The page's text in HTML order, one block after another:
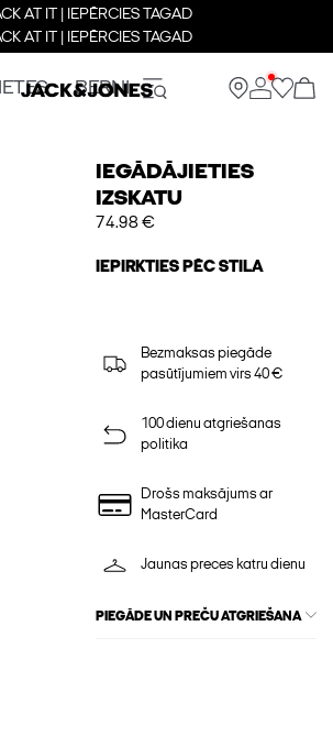
AT IT | IEPĒRCIES TAGAD
AT IT | IEPĒRCIES TAGAD
BERNI
IEGĀDĀJIETIES
IZSKATU
74.98 €
IEPIRKTIES PĒC STILA
Bezmaksas piegāde
pasūtījumiem virs 40 €
100 dienu atgriešanas
politika
Drošs maksājums ar
MasterCard
Jaunas preces katru dienu
PIEGĀDE UN PREČU ATGRIEŠANA